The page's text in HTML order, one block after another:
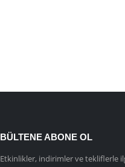
BÜLTENE ABONE OL
Etkinlikler, indirimler ve tekliflerle